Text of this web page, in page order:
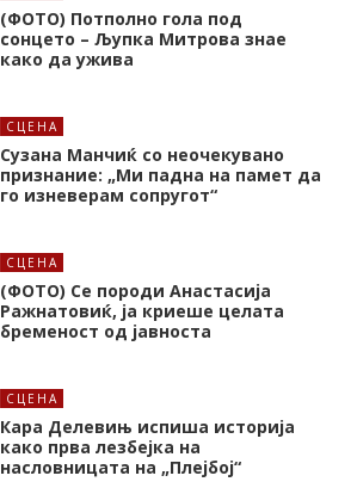
(ФОТО) Потполно гола под
сонцето – Љупка Митрова знае
како да ужива
СЦЕНА
Сузана Манчиќ со неочекувано
признание: „Ми падна на памет да
го изневерам сопругот“
СЦЕНА
(ФОТО) Се породи Анастасија
Ражнатовиќ, ја криеше целата
бременост од јавноста
СЦЕНА
Кара Делевињ испиша историја
како прва лезбејка на
насловницата на „Плејбој“